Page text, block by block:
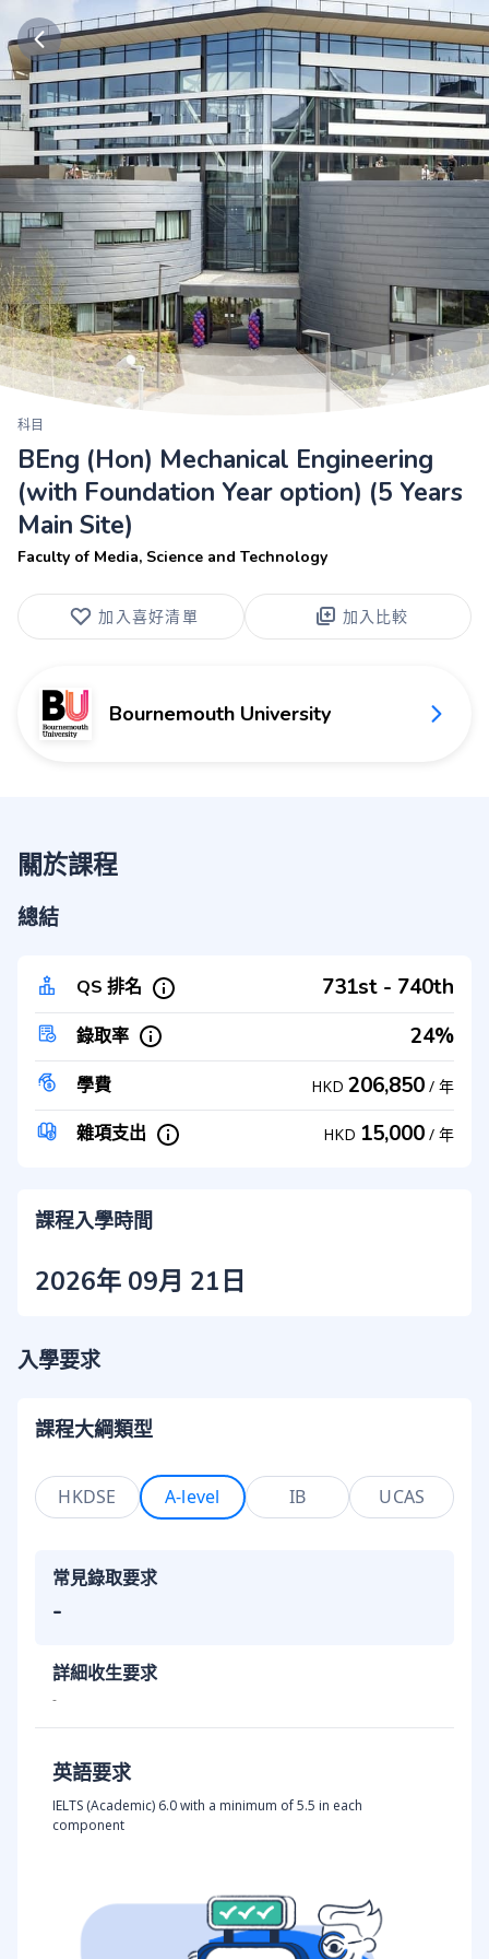
科目
BEng (Hon) Mechanical Engineering
(with Foundation Year option) (5 Years
Main Site)
Faculty of Media, Science and Technology
加入喜好清單 加入比較
Bournemouth University
關於課程
總結
QS 排名 731st - 740th
錄取率 24%
學費 HKD 206,850 / 年
雜項支出 HKD 15,000 / 年
課程入學時間
2026年 09月 21日
入學要求
課程大綱類型
HKDSE A-level IB UCAS
常見錄取要求
-
詳細收生要求
-
英語要求
IELTS (Academic) 6.0 with a minimum of 5.5 in each
component